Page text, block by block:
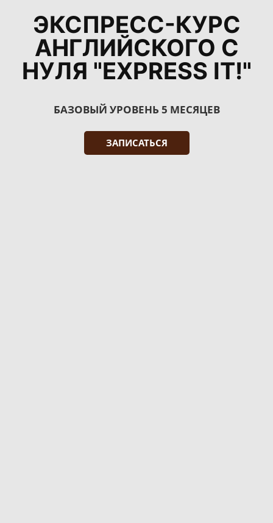
ЭКСПРЕСС-КУРС
АНГЛИЙСКОГО С
НУЛЯ "EXPRESS IT!"
БАЗОВЫЙ УРОВЕНЬ 5 МЕСЯЦЕВ
ЗАПИСАТЬСЯ